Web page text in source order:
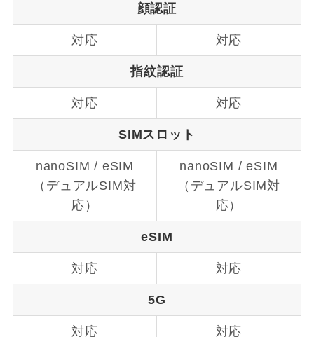
顔認証
対応 対応
指紋認証
対応 対応
SIMスロット
nanoSIM / eSIM
（デュアルSIM対
応）
nanoSIM / eSIM
（デュアルSIM対
応）
eSIM
対応 対応
5G
対応 対応